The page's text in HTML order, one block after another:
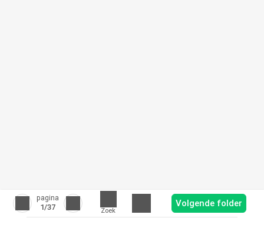
pagina
1/37 Zoek
Volgende folder